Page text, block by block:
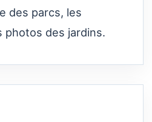
des parcs, les
photos des jardins.